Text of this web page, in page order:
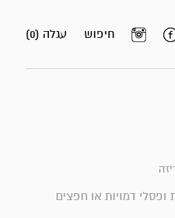
עגלה (0) חיפוש
דמויות או חפצים